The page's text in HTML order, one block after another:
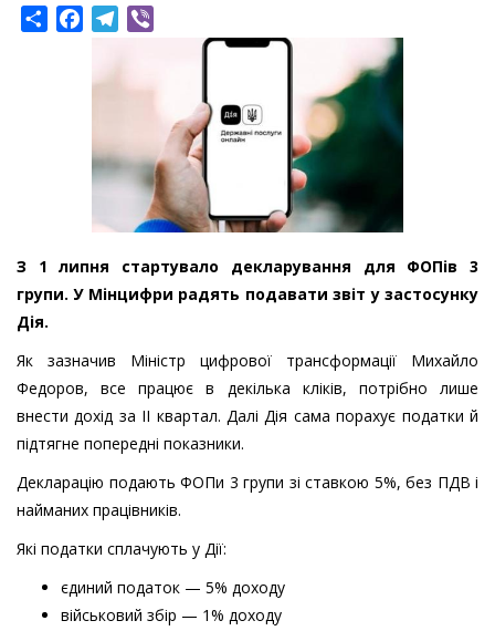
ShareFacebookTelegram
З 1 липня стартувало декларування для ФОПів 3
групи. У Мінцифри радять подавати звіт у застосунку
Дія.
Як зазначив Міністр цифрової трансформації Михайло
Федоров, все працює в декілька кліків, потрібно лише
внести дохід за ІІ квартал. Далі Дія сама порахує податки й
підтягне попередні показники.
Декларацію подають ФОПи 3 групи зі ставкою 5%, без ПДВ і
найманих працівників.
Які податки сплачують у Дії:
єдиний податок — 5% доходу
військовий збір — 1% доходу